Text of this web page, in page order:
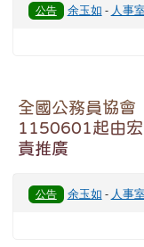
公告 余玉如 - 人事室
全國公務員協會
1150601起由宏
責推廣
公告 余玉如 - 人事室